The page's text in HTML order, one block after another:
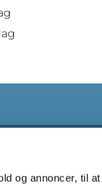
og annoncer, til